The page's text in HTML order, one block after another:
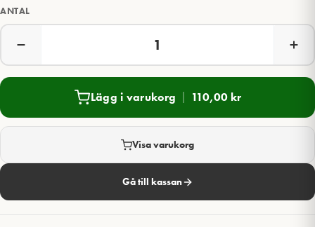
ANTAL
Lägg i varukorg 110,00 kr
Visa varukorg
Gå till kassan